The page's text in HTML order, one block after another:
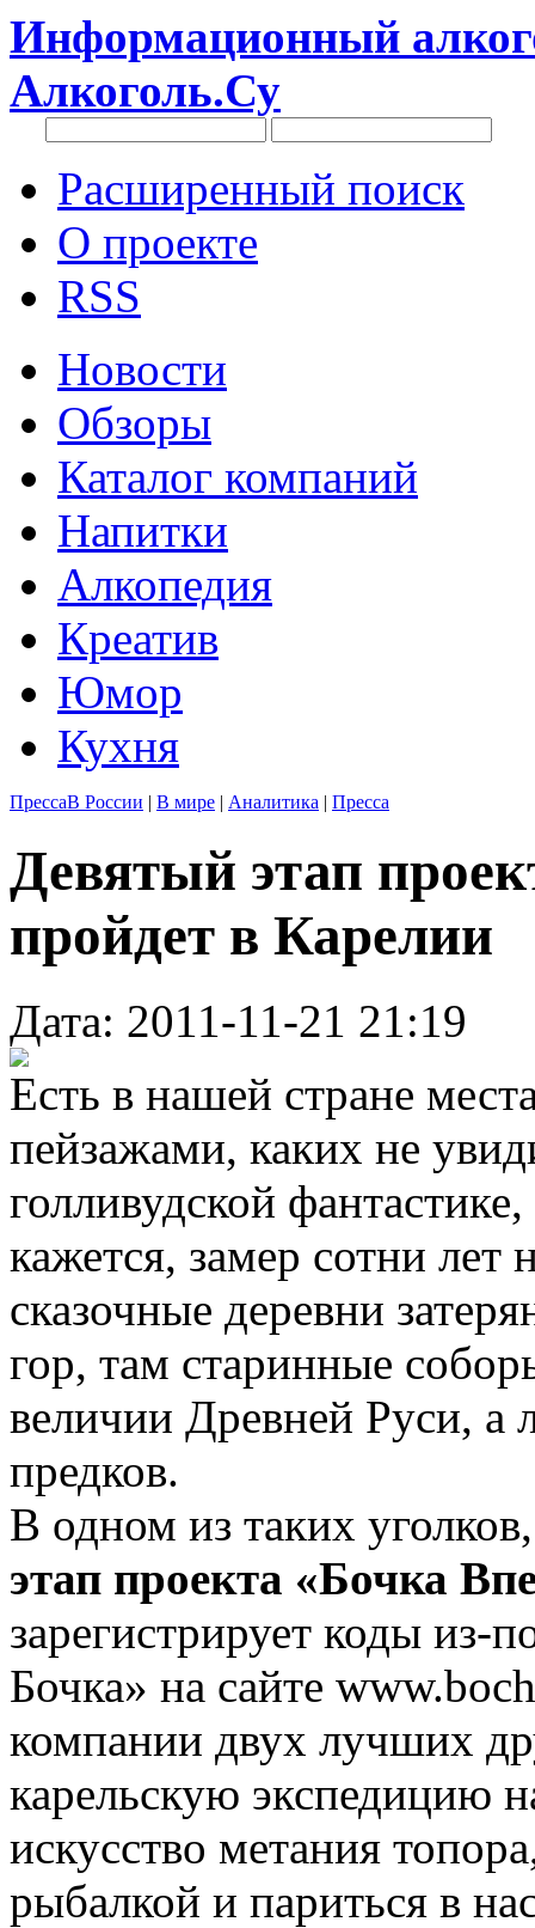
Информационный
Алкоголь.Су
Расширенный поиск
О проекте
RSS
Новости
Обзоры
Каталог компаний
Напитки
Алкопедия
Креатив
Юмор
Кухня
ПрессаВ России | В мире | Аналитика | Пресса
Девятый этап
пройдет в Карелии
Дата: 2011-11-21 21:19
Есть в нашей стране
пейзажами, каких не
голливудской
кажется, замер сотни лет
сказочные деревни
гор, там старинные
величии Древней Руси, а
предков.
В одном из таких
этап проекта «Бочка
зарегистрирует коды из-
Бочка» на сайте
компании двух лучших
карельскую экспедицию
искусство метания
рыбалкой и париться в